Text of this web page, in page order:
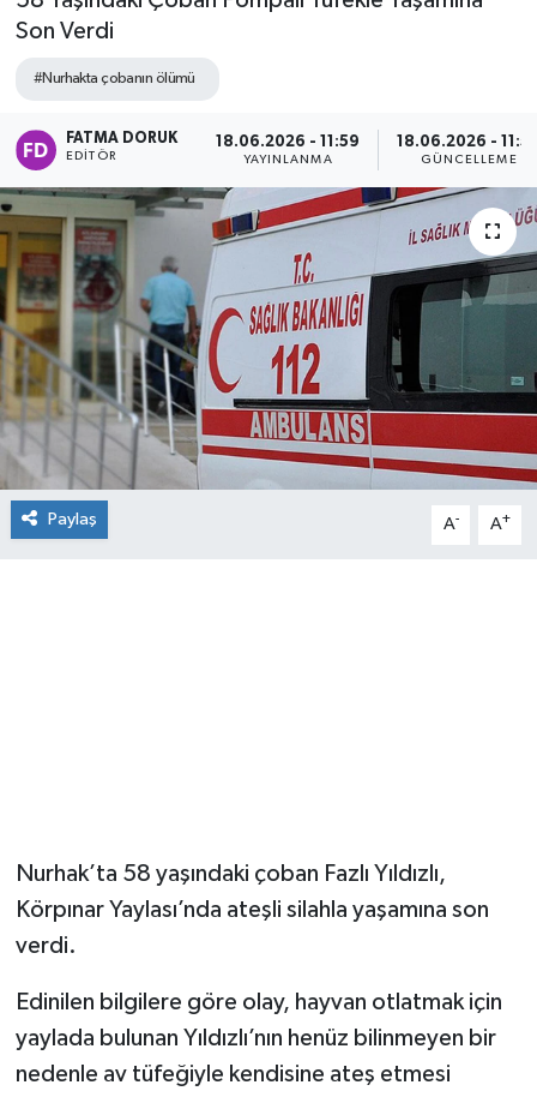
Son Verdi
#Nurhakta çobanın ölümü
FATMA DORUK
EDITÖR
18.06.2026 - 11:59
YAYINLANMA
18.06.2026 -
GÜNCELLEME
Paylaş A- A+
Nurhak’ta 58 yaşındaki çoban Fazlı Yıldızlı,
Körpınar Yaylası’nda ateşli silahla yaşamına son
verdi.
Edinilen bilgilere göre olay, hayvan otlatmak için
yaylada bulunan Yıldızlı’nın henüz bilinmeyen bir
nedenle av tüfeğiyle kendisine ateş etmesi